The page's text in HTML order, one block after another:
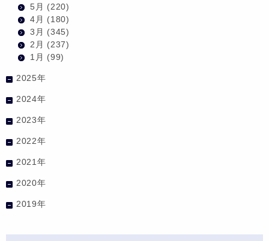
5月 (220)
4月 (180)
3月 (345)
2月 (237)
1月 (99)
2025年
2024年
2023年
2022年
2021年
2020年
2019年